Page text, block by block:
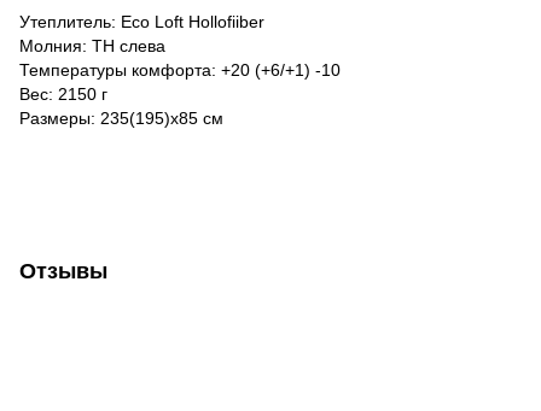
Утеплитель: Eco Loft Hollofiiber
Молния: TH слева
Температуры комфорта: +20 (+6/+1) -10
Вес: 2150 г
Размеры: 235(195)х85 см
Отзывы